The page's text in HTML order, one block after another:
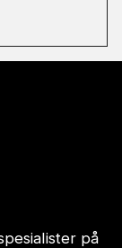
på